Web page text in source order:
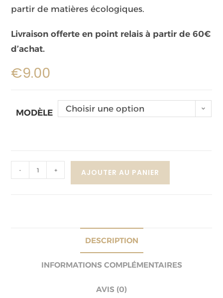
partir de matières écologiques.
Livraison offerte en point relais à partir de 60€
d’achat.
€9.00
MODÈLE Choisir une option
- + AJOUTER AU PANIER
DESCRIPTION
INFORMATIONS COMPLÉMENTAIRES
AVIS (0)